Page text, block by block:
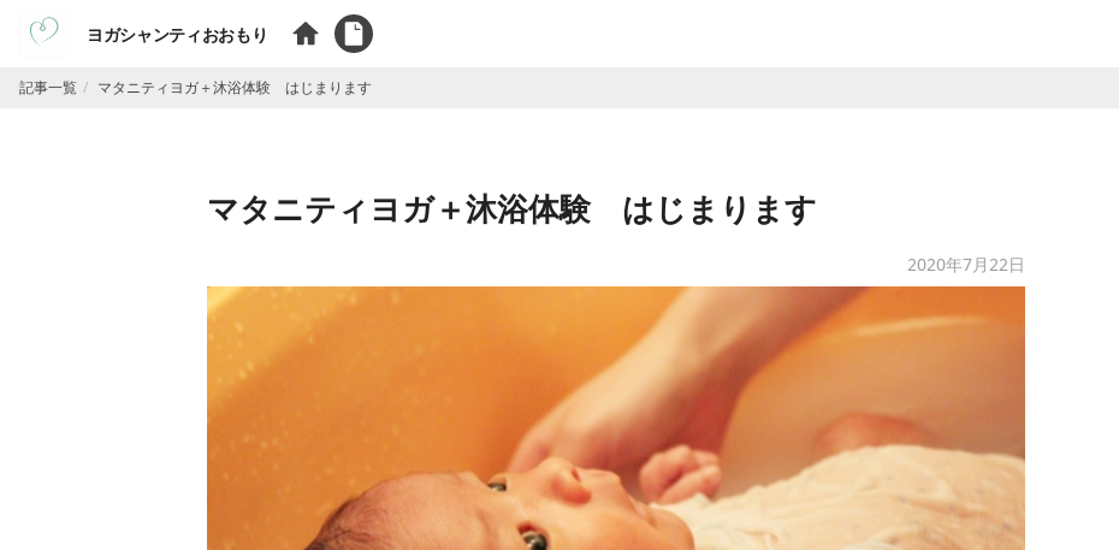
ヨガシャンティおおもり
記事一覧 マタニティヨガ＋沐浴体験 はじまります
マタニティヨガ＋沐浴体験 はじまります
2020年7月22日